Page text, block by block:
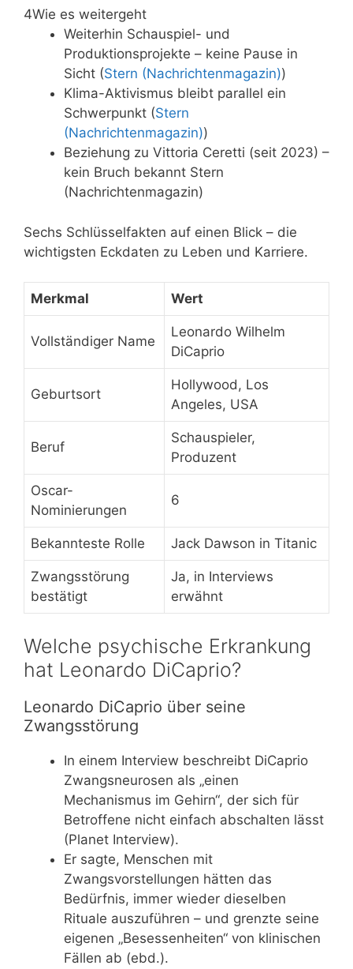
4Wie es weitergeht
Weiterhin Schauspiel- und
Produktionsprojekte – keine Pause in
Sicht (Stern (Nachrichtenmagazin))
Klima-Aktivismus bleibt parallel ein
Schwerpunkt (Stern
(Nachrichtenmagazin))
Beziehung zu Vittoria Ceretti (seit 2023) –
kein Bruch bekannt Stern
(Nachrichtenmagazin)
Sechs Schlüsselfakten auf einen Blick – die
wichtigsten Eckdaten zu Leben und Karriere.
Merkmal Wert
Vollständiger Name
Leonardo Wilhelm
DiCaprio
Geburtsort
Hollywood, Los
Angeles, USA
Beruf
Schauspieler,
Produzent
Oscar-
Nominierungen
6
Bekannteste Rolle Jack Dawson in Titanic
Zwangsstörung
bestätigt
Ja, in Interviews
erwähnt
Welche psychische Erkrankung
hat Leonardo DiCaprio?
Leonardo DiCaprio über seine
Zwangsstörung
In einem Interview beschreibt DiCaprio
Zwangsneurosen als „einen
Mechanismus im Gehirn“, der sich für
Betroffene nicht einfach abschalten lässt
(Planet Interview).
Er sagte, Menschen mit
Zwangsvorstellungen hätten das
Bedürfnis, immer wieder dieselben
Rituale auszuführen – und grenzte seine
eigenen „Besessenheiten“ von klinischen
Fällen ab (ebd.).